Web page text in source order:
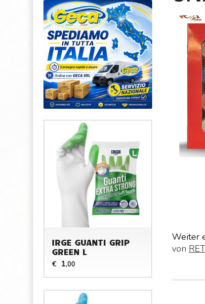
Weiter
von
IRGE GUANTI GRIP
GREEN L
€ 1,00